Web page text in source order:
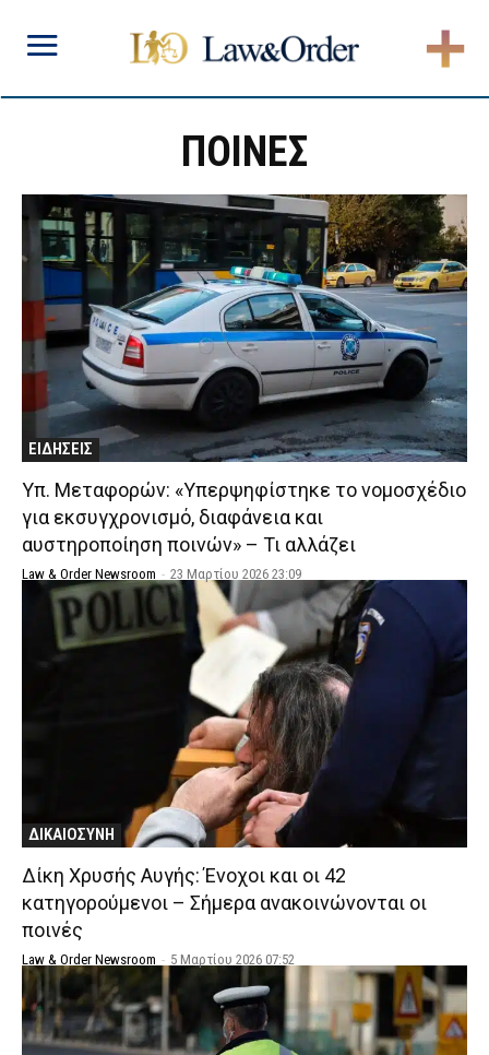
ΠΟΙΝΕΣ
ΕΙΔΗΣΕΙΣ
Υπ. Μεταφορών: «Υπερψηφίστηκε το νομοσχέδιο
για εκσυγχρονισμό, διαφάνεια και
αυστηροποίηση ποινών» – Τι αλλάζει
Law & Order Newsroom - 23 Μαρτίου 2026 23:09
ΔΙΚΑΙΟΣΥΝΗ
Δίκη Χρυσής Αυγής: Ένοχοι και οι 42
κατηγορούμενοι – Σήμερα ανακοινώνονται οι
ποινές
Law & Order Newsroom - 5 Μαρτίου 2026 07:52